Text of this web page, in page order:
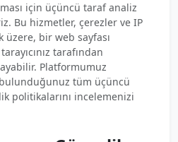
için üçüncü taraf analiz
Bu hizmetler, çerezler ve IP
bir web sayfası
tarafından
Platformumuz
bulunduğunuz tüm üçüncü
politikalarını incelemenizi